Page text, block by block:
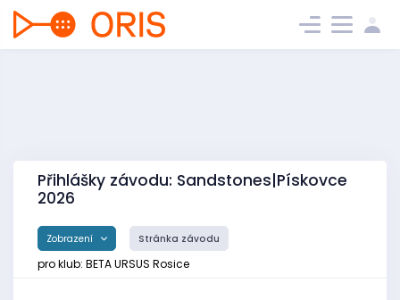
Přihlášky závodu: Sandstones|Pískovce
2026
Zobrazení Stránka závodu
pro klub: BETA URSUS Rosice